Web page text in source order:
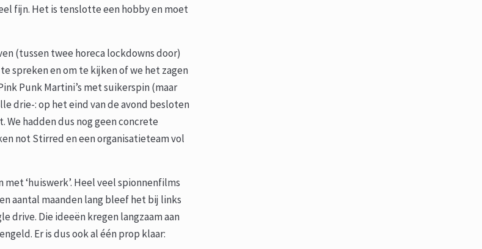
fijn. Het is tenslotte een hobby en moet
(tussen twee horeca lockdowns door)
spreken en om te kijken of we het zagen
Punk Martini’s met suikerspin (maar
drie-: op het eind van de avond besloten
We hadden dus nog geen concrete
not Stirred en een organisatieteam vol
‘huiswerk’. Heel veel spionnenfilms
aantal maanden lang bleef het bij links
drive. Die ideeën kregen langzaam aan
Er is dus ook al één prop klaar: